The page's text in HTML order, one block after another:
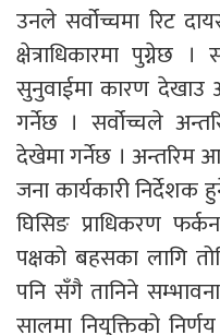
उनले सर्वोच्चमा रिट
क्षेत्राधिकारमा पुग्नेछ
सुनुवाईमा कारण
गर्नेछ । सर्वोच्चले
देखेमा गर्नेछ । अन्तरिम
जना कार्यकारी निर्देशक
घिसिङ प्राधिकरण
पक्षको बहसका लागि
पनि सँगै तानिने
सालमा नियुक्तिको